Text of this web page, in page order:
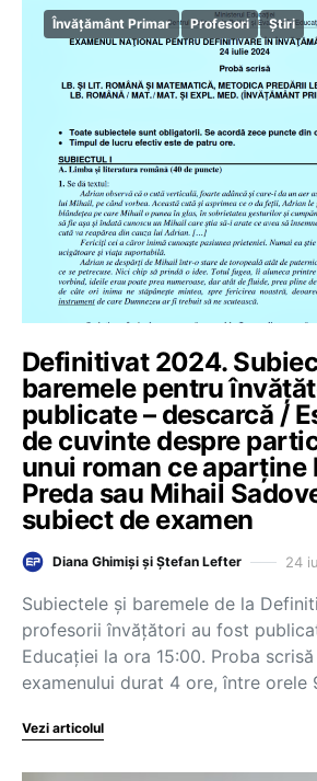
Învățământ Primar Profesori Știri
Definitivat 2024.
baremele pentru
publicate – descarcă /
de cuvinte despre
unui roman ce aparține
Preda sau Mihail
subiect de examen
Diana Ghimiși și Ștefan Lefter 24
Subiectele și baremele de la
profesorii învățători au fost
Educației la ora 15:00. Proba scrisă
examenului durat 4 ore, între orele
Vezi articolul